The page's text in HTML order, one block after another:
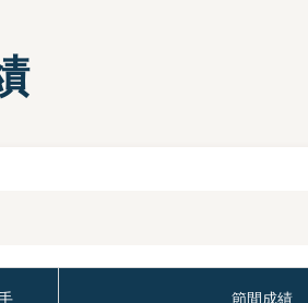
勝実績
ロフィール一覧
マスコットキャラクター
節間成績